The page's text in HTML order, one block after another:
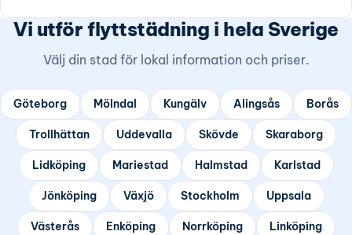
Vi utför flyttstädning i hela Sverige
Välj din stad för lokal information och priser.
Göteborg Mölndal Kungälv Alingsås Borås
Trollhättan Uddevalla Skövde Skaraborg
Lidköping Mariestad Halmstad Karlstad
Jönköping Växjö Stockholm Uppsala
Västerås Enköping Norrköping Linköping